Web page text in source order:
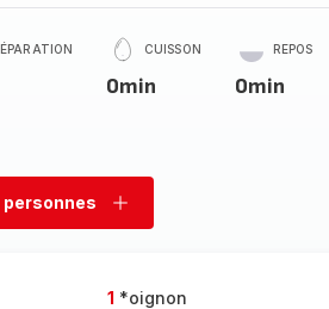
CUISSON
0min
REPOS
0min
personnes
Ajouter
1 *oignon